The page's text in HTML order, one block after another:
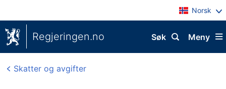
Norsk
Regjeringen.no Meny
Søk
Skatter og avgifter